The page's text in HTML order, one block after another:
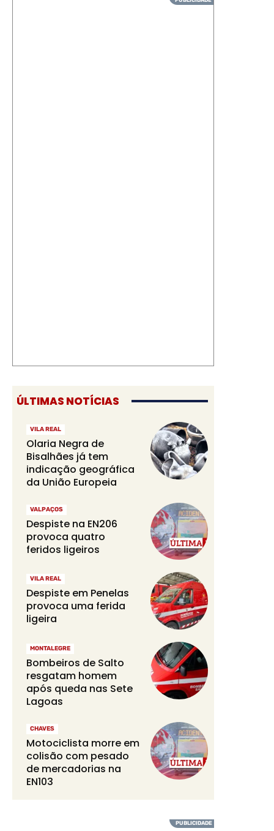
ÚLTIMAS NOTÍCIAS
VILA REAL
Olaria Negra de
Bisalhães já tem
indicação geográfica
da União Europeia
VALPAÇOS
Despiste na EN206
provoca quatro
feridos ligeiros
VILA REAL
Despiste em Penelas
provoca uma ferida
ligeira
MONTALEGRE
Bombeiros de Salto
resgatam homem
após queda nas Sete
Lagoas
CHAVES
Motociclista morre em
colisão com pesado
de mercadorias na
EN103